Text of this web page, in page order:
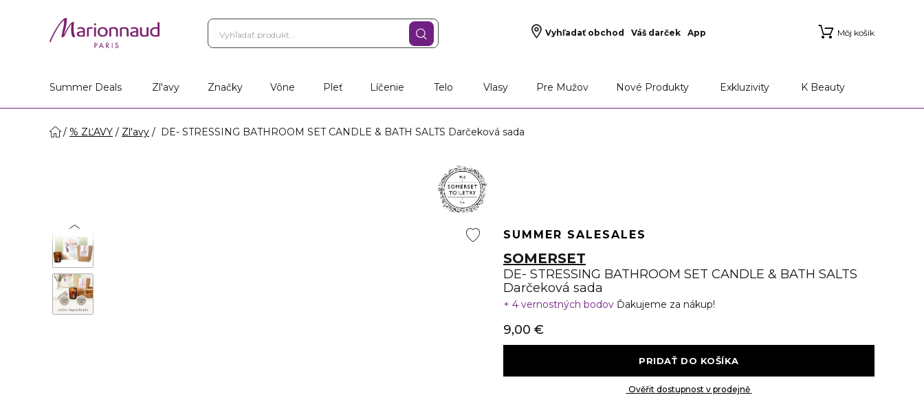
Vyhľadať obchod Váš darček App Môj košík
Summer Deals Zl'avy Značky Vône Pleť Líčenie Telo Vlasy Pre Mužov Nové Produkty Exkluzivity K Beauty
% ZĽAVY Zl'avy DE- STRESSING BATHROOM SET CANDLE & BATH SALTS Darčeková sada
SUMMER SALESALES
SOMERSET
DE- STRESSING BATHROOM SET CANDLE & BATH SALTS
Darčeková sada
4 vernostných bodov Ďakujeme za nákup!
9,00 €
Ověřit dostupnost v prodejně